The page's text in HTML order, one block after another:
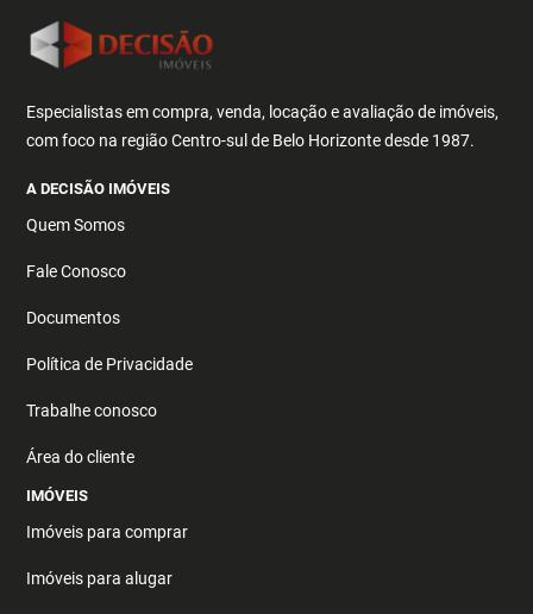
Especialistas em compra, venda, locação e avaliação de imóveis,
com foco na região Centro-sul de Belo Horizonte desde 1987.
A DECISÃO IMÓVEIS
Quem Somos
Fale Conosco
Documentos
Política de Privacidade
Trabalhe conosco
Área do cliente
IMÓVEIS
Imóveis para comprar
Imóveis para alugar